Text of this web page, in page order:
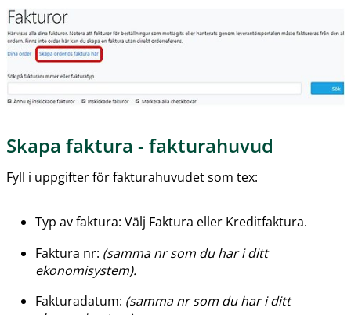
Skapa faktura - fakturahuvud
Fyll i uppgifter för fakturahuvudet som tex:
Typ av faktura: Välj Faktura eller Kreditfaktura.
Faktura nr: (samma nr som du har i ditt
ekonomisystem).
Fakturadatum: (samma nr som du har i ditt